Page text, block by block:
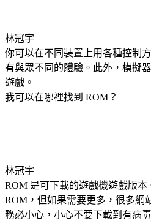
林冠宇
你可以在不同裝置上用各種控制
有與眾不同的體驗。此外，模擬
遊戲。
我可以在哪裡找到 ROM？
林冠宇
ROM 是可下載的遊戲機遊戲版
ROM，但如果需要更多，很多網
務必小心，小心不要下載到有病